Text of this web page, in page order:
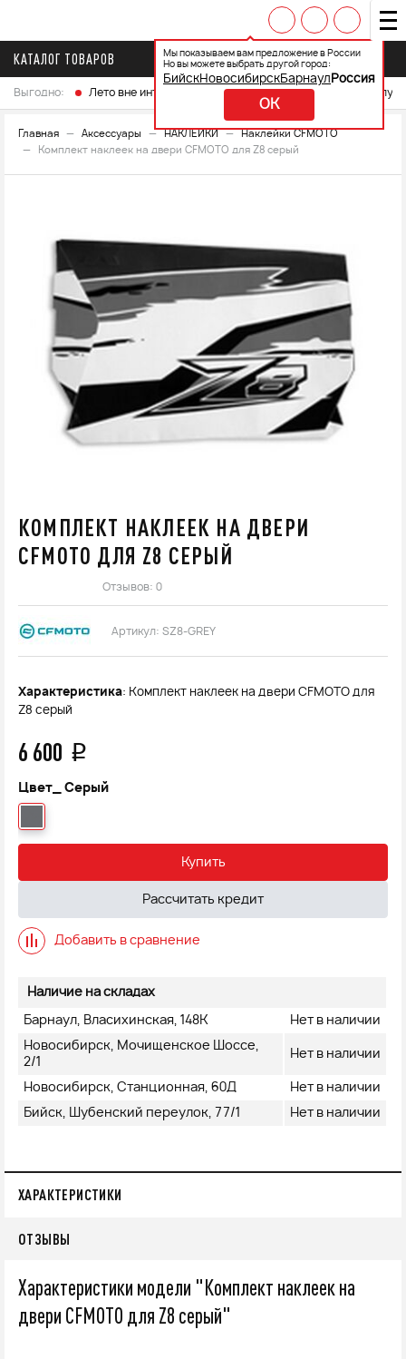
Мы показываем вам предложение в России
Но вы можете выбрать другой город:
БийскНовосибирскБарнаул Россия
OK
КАТАЛОГ ТОВАРОВ
Выгодно: Лето вне интренета Выберите свой мотоцикл и
Главная Аксессуары НАКЛЕЙКИ
Наклейки CFMOTO
Комплект наклеек на двери CFMOTO для Z8 серый
КОМПЛЕКТ НАКЛЕЕК НА ДВЕРИ
CFMOTO ДЛЯ Z8 СЕРЫЙ
Отзывов: 0
Артикул: SZ8-GREY
Характеристика: Комплект наклеек на двери CFMOTO для
Z8 серый
6 600 q
Цвет_ Серый
Купить
Рассчитать кредит
Добавить в сравнение
Наличие на складах
Барнаул, Власихинская, 148К
Нет в наличии
Новосибирск, Мочищенское Шоссе,
2/1
Нет в наличии
Новосибирск, Станционная, 60Д
Нет в наличии
Бийск, Шубенский переулок, 77/1
Нет в наличии
ХАРАКТЕРИСТИКИ
ОТЗЫВЫ
Характеристики модели "Комплект наклеек на
двери CFMOTO для Z8 серый"